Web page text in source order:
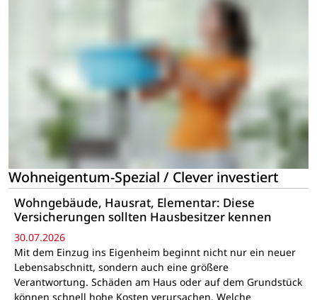
Wohneigentum-Spezial / Clever investiert
Wohngebäude, Hausrat, Elementar: Diese
Versicherungen sollten Hausbesitzer kennen
30.07.2026
Mit dem Einzug ins Eigenheim beginnt nicht nur ein neuer
Lebensabschnitt, sondern auch eine größere
Verantwortung. Schäden am Haus oder auf dem Grundstück